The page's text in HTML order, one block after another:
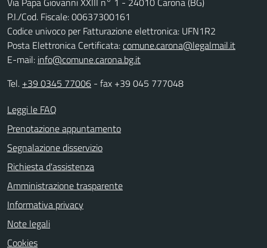
P.I./Cod. Fiscale: 00637300161
Codice univoco per Fatturazione elettronica: UFN1R2
Posta Elettronica Certificata:comune.carona@legalmail.it
E-mail: info@comune.carona.bg.it
Tel. +39 0345 77006 - fax +39 045 777048
Leggi le FAQ
Prenotazione appuntamento
Segnalazione disservizio
Richiesta d'assistenza
Amministrazione trasparente
Informativa privacy
Note legali
Cookies